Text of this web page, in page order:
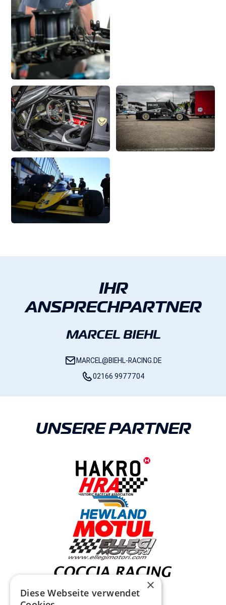
IHR
ANSPRECHPARTNER
MARCEL BIEHL
MARCEL@BIEHL-RACING.DE
02166 9977704
UNSERE PARTNER
×
Diese Webseite verwendet